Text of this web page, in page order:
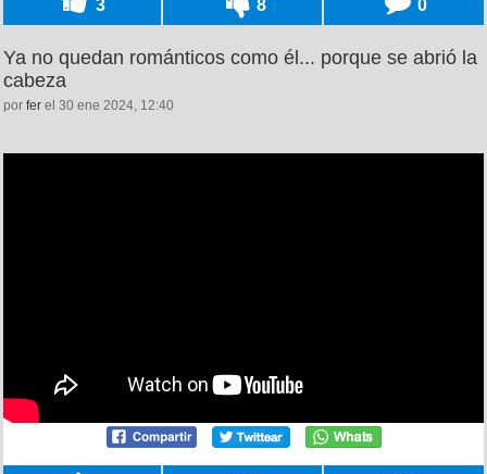
3 8 0
Ya no quedan románticos como él... porque se abrió la
cabeza
por fer el 30 ene 2024, 12:40